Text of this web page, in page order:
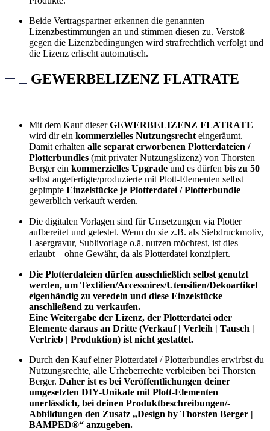
Beide Vertragspartner erkennen die genannten
Lizenzbestimmungen an und stimmen diesen zu. Verstoß
gegen die Lizenzbedingungen wird strafrechtlich verfolgt und
die Lizenz erlischt automatisch.
GEWERBELIZENZ FLATRATE
Mit dem Kauf dieserGEWERBELIZENZ FLATRATE
wird dir ein kommerzielles Nutzungsrecht eingeräumt.
Damit erhalten alle separat erworbenen Plotterdateien /
Plotterbundles (mit privater Nutzungslizenz) von Thorsten
Berger ein kommerzielles Upgrade und es dürfen bis zu 50
selbst angefertigte/produzierte mit Plott-Elementen selbst
gepimpte Einzelstücke je Plotterdatei / Plotterbundle
gewerblich verkauft werden.
Die digitalen Vorlagen sind für Umsetzungen via Plotter
aufbereitet und getestet. Wenn du sie z.B. als Siebdruckmotiv,
Lasergravur, Sublivorlage o.ä. nutzen möchtest, ist dies
erlaubt – ohne Gewähr, da als Plotterdatei konzipiert.
Die Plotterdateien dürfen ausschließlich selbst genutzt
werden, um Textilien/Accessoires/Utensilien/Dekoartikel
eigenhändig zu veredeln und diese Einzelstücke
anschließend zu verkaufen.
Eine Weitergabe der Lizenz, der Plotterdatei oder
Elemente daraus an Dritte (Verkauf | Verleih | Tausch |
Vertrieb | Produktion) ist nicht gestattet.
Durch den Kauf einer Plotterdatei / Plotterbundles erwirbst du
Nutzungsrechte, alle Urheberrechte verbleiben bei Thorsten
Berger. Daher ist es bei Veröffentlichungen deiner
umgesetzten DIY-Unikate mit Plott-Elementen
unerlässlich, bei deinen Produktbeschreibungen/-
Abbildungen den Zusatz „Design by Thorsten Berger |
BAMPED®“ anzugeben.